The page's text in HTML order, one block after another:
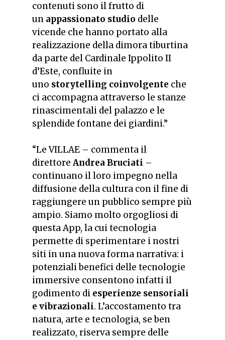
contenuti sono il frutto di
un appassionato studio delle
vicende che hanno portato alla
realizzazione della dimora tiburtina
da parte del Cardinale Ippolito II
d’Este, confluite in
uno storytelling coinvolgente che
ci accompagna attraverso le stanze
rinascimentali del palazzo e le
splendide fontane dei giardini.”
“Le VILLAE – commenta il
direttore Andrea Bruciati –
continuano il loro impegno nella
diffusione della cultura con il fine di
raggiungere un pubblico sempre più
ampio. Siamo molto orgogliosi di
questa App, la cui tecnologia
permette di sperimentare i nostri
siti in una nuova forma narrativa: i
potenziali benefici delle tecnologie
immersive consentono infatti il
godimento di esperienze sensoriali
e vibrazionali. L’accostamento tra
natura, arte e tecnologia, se ben
realizzato, riserva sempre delle